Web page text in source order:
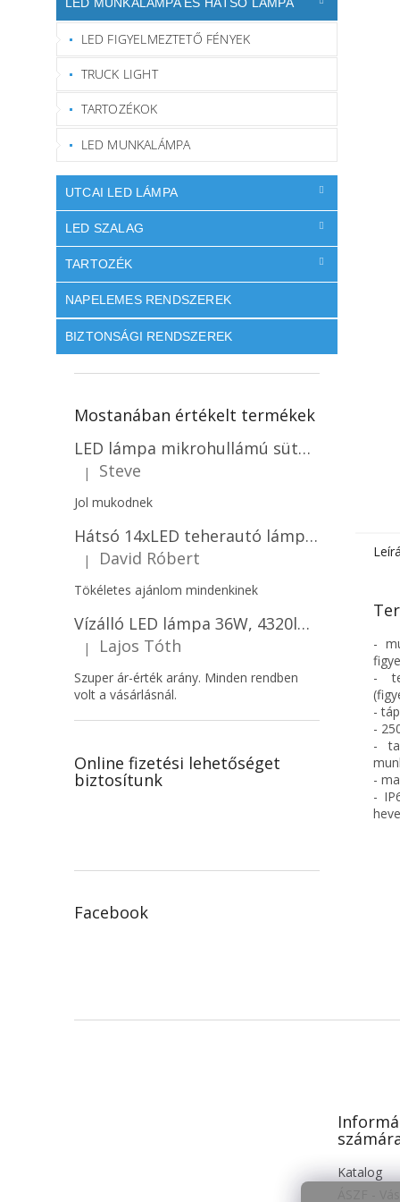
LED FIGYELMEZTETŐ FÉNYEK
TRUCK LIGHT
TARTOZÉKOK
LED MUNKALÁMPA
UTCAI LED LÁMPA
LED SZALAG
TARTOZÉK
NAPELEMES RENDSZEREK
BIZTONSÁGI RENDSZEREK
Mostanában értékelt termékek
LED lámpa mikrohullámú sütővel és fényérzékelővel 18W, 1830lm, IP44, 4000K, kerek, fehér keret/2-PACK!
A termék értékelése 5-ből 5 csillag.
| Steve
Jol mukodnek
Hátsó 14xLED teherautó lámpa, 12V, bal vagy jobb oldali vagy jobb oldali/2-PACK! [L1070-BL]
A termék értékelése 5-ből 5 csillag.
| David Róbert
Tökéletes ajánlom mindenkinek
Vízálló LED lámpa 36W, 4320lm (120lm/W), IP65, 120cm, 5+7 gratis!
A termék értékelése 5-ből 5 csillag.
| Lajos Tóth
Szuper ár-érték arány. Minden rendben
volt a vásárlásnál.
Online fizetési lehetőséget
biztosítunk
Facebook
-
-
-
-
-
-
-
Katalog